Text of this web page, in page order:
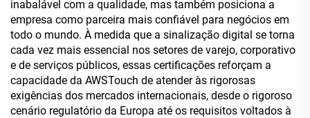
inabalável com a qualidade, mas também posiciona a
empresa como parceira mais confiável para negócios em
todo o mundo. À medida que a sinalização digital se torna
cada vez mais essencial nos setores de varejo, corporativo
e de serviços públicos, essas certificações reforçam a
capacidade da AWSTouch de atender às rigorosas
exigências dos mercados internacionais, desde o rigoroso
cenário regulatório da Europa até os requisitos voltados à